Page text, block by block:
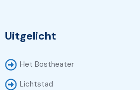
Uitgelicht
Het Bostheater
Lichtstad